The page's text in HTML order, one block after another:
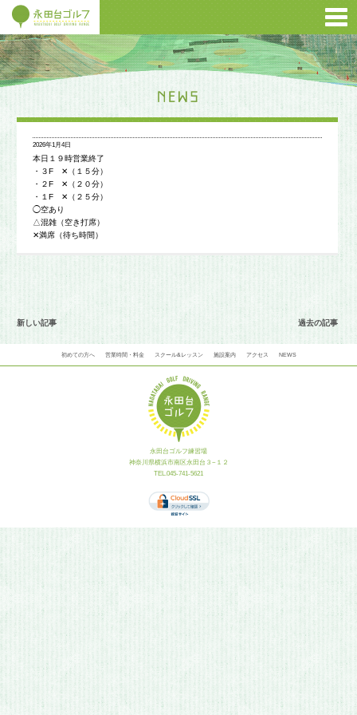
2026年1月4日
本日１９時営業終了
・３F ✕（１５分）
・２F ✕（２０分）
・１F ✕（２５分）
◯空あり
△混雑（空き打席）
✕満席（待ち時間）
新しい記事 過去の記事
初めての方へ 営業時間・料金 スクール&レッスン 施設案内 アクセス NEWS
永田台ゴルフ練習場
神奈川県横浜市南区永田台３−１２
TEL.045-741-5621